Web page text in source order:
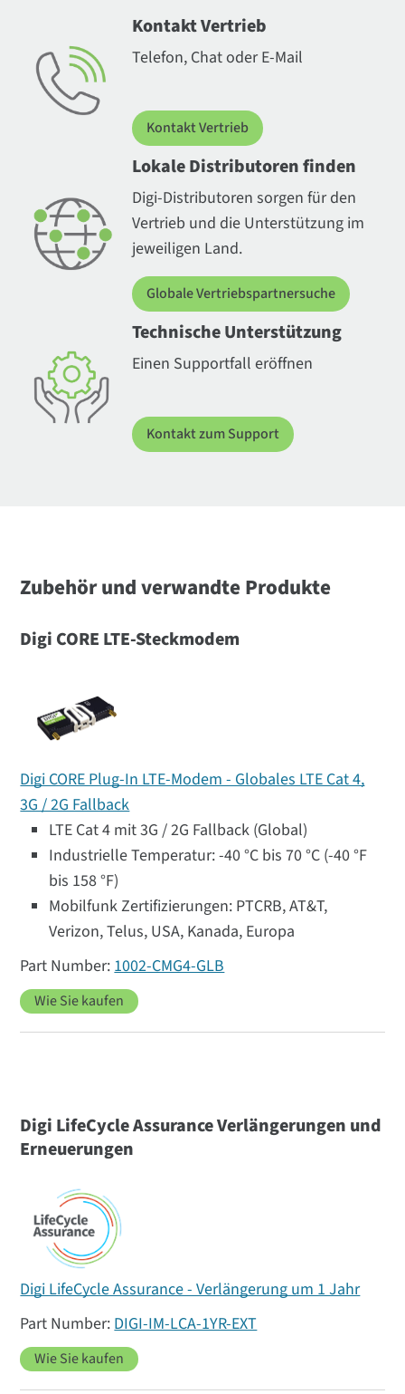
Kontakt Vertrieb
Telefon, Chat oder E-Mail
Kontakt Vertrieb
Lokale Distributoren finden
Digi-Distributoren sorgen für den
Vertrieb und die Unterstützung im
jeweiligen Land.
Globale Vertriebspartnersuche
Technische Unterstützung
Einen Supportfall eröffnen
Kontakt zum Support
Zubehör und verwandte Produkte
Digi CORE LTE-Steckmodem
Digi CORE Plug-In LTE-Modem - Globales LTE Cat 4,
3G / 2G Fallback
LTE Cat 4 mit 3G / 2G Fallback (Global)
Industrielle Temperatur: -40 °C bis 70 °C (-40 °F
bis 158 °F)
Mobilfunk Zertifizierungen: PTCRB, AT&T,
Verizon, Telus, USA, Kanada, Europa
1002-CMG4-GLB
Wie Sie kaufen
Digi LifeCycle Assurance Verlängerungen und
Erneuerungen
Digi LifeCycle Assurance - Verlängerung um 1 Jahr
DIGI-IM-LCA-1YR-EXT
Wie Sie kaufen